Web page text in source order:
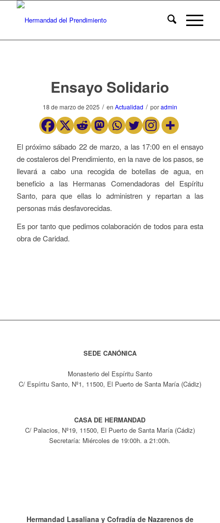
Ensayo Solidario
18 de marzo de 2025 / en Actualidad / poradmin
El próximo sábado 22 de marzo, a las 17:00 en el ensayo
de costaleros del Prendimiento, en la nave de los pasos, se
llevará a cabo una recogida de botellas de agua, en
beneficio a las Hermanas Comendadoras del Espíritu
Santo, para que ellas lo administren y repartan a las
personas más desfavorecidas.
Es por tanto que pedimos colaboración de todos para esta
obra de Caridad.
SEDE CANÓNICA
Monasterio del Espíritu Santo
C/ Espíritu Santo, Nº1, 11500, El Puerto de Santa María (Cádiz)
CASA DE HERMANDAD
C/ Palacios, Nº19, 11500, El Puerto de Santa María (Cádiz)
Secretaría: Miércoles de 19:00h. a 21:00h.
Hermandad Lasaliana y Cofradía de Nazarenos de